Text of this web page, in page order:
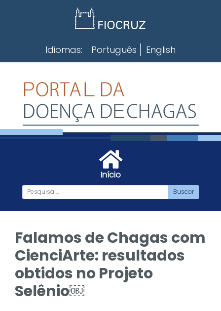
Idiomas: Português English
Início
Falamos de Chagas com
CienciArte: resultados
obtidos no Projeto
Selênio￼